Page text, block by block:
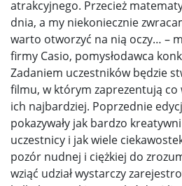
atrakcyjnego. Przecież
dnia, a my niekoniecznie
warto otworzyć na nią oczy… –
firmy Casio, pomysłodawca
Zadaniem uczestników będzie
filmu, w którym zaprezentują co
ich najbardziej. Poprzednie
pokazywały jak bardzo
uczestnicy i jak wiele
pozór nudnej i ciężkiej do
wziąć udział wystarczy